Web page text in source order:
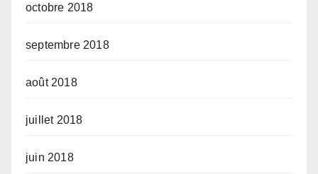
octobre 2018
septembre 2018
août 2018
juillet 2018
juin 2018